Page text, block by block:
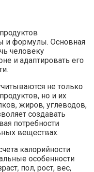
и формулы. Основная
человеку
и адаптировать его
не только
но и их
жиров, углеводов,
создавать
потребности
веществах.
калорийности
особенности
пол, рост, вес,